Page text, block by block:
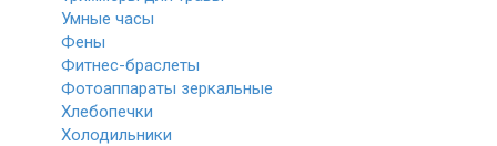
Умные часы
Фены
Фитнес-браслеты
Фотоаппараты зеркальные
Хлебопечки
Холодильники